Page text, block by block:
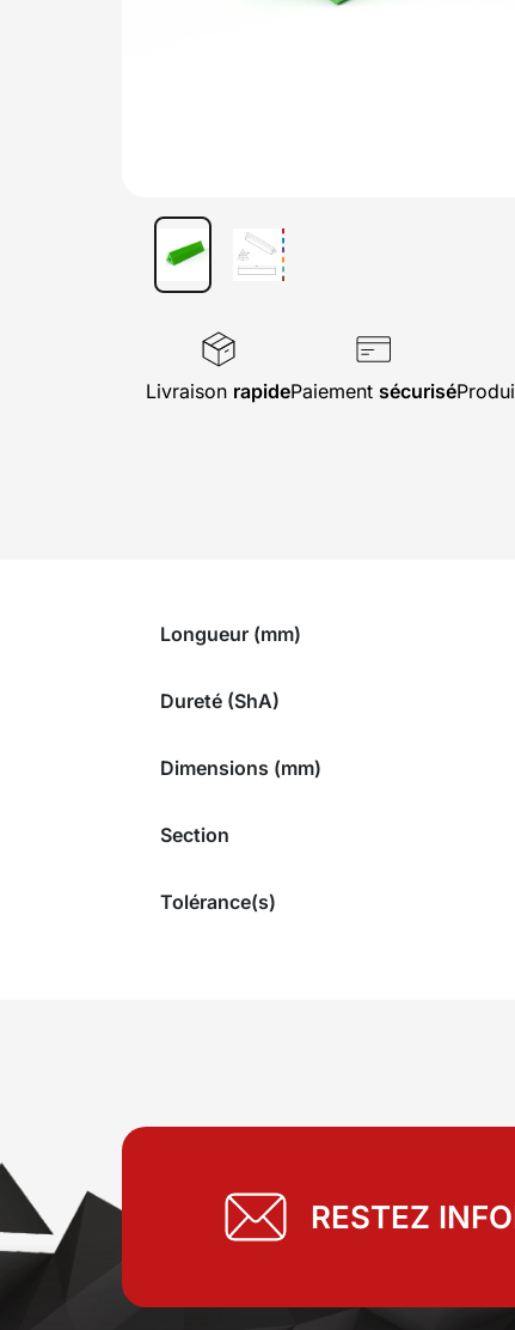
Livraison rapidePaiement sécurisé
Longueur (mm)
Dureté (ShA)
Dimensions (mm)
Section
Tolérance(s)
RESTEZ